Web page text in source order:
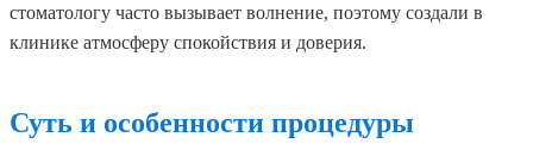
стоматологу часто вызывает волнение, поэтому создали в
клинике атмосферу спокойствия и доверия.
Суть и особенности процедуры